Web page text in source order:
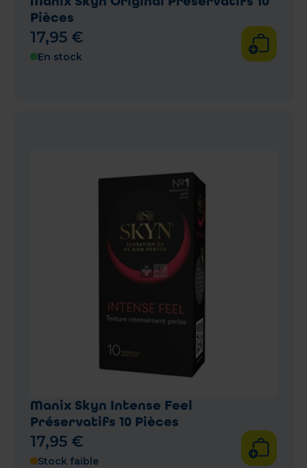
Pièces
17,95 €
En stock
Manix Skyn Intense Feel
Préservatifs 10 Pièces
17,95 €
Stock faible